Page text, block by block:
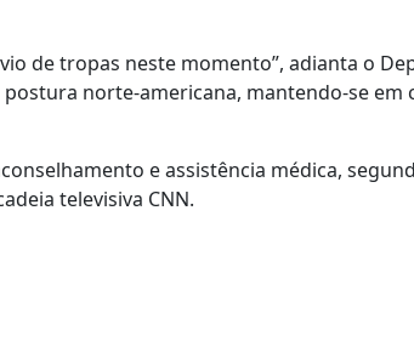
de tropas neste momento”, adianta o
norte-americana, mantendo-se
e assistência médica,
televisiva CNN.